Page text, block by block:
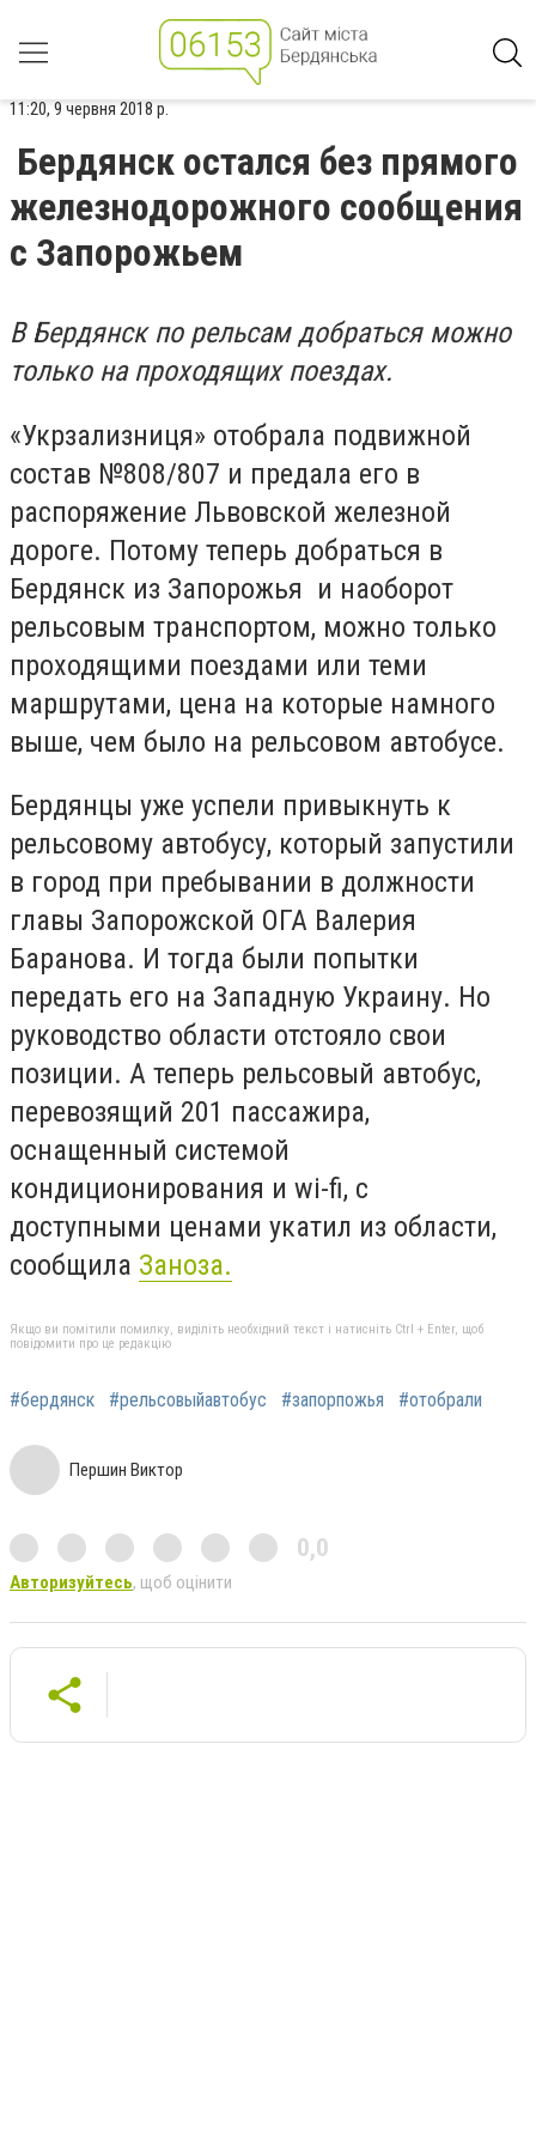
11:20, 9 червня 2018 р.
Бердянск остался без прямого
железнодорожного сообщения
с Запорожьем
В Бердянск по рельсам добраться можно
только на проходящих поездах.
«Укрзализниця» отобрала подвижной
состав №808/807 и предала его в
распоряжение Львовской железной
дороге. Потому теперь добраться в
Бердянск из Запорожья и наоборот
рельсовым транспортом, можно только
проходящими поездами или теми
маршрутами, цена на которые намного
выше, чем было на рельсовом автобусе.
Бердянцы уже успели привыкнуть к
рельсовому автобусу, который запустили
в город при пребывании в должности
главы Запорожской ОГА Валерия
Баранова. И тогда были попытки
передать его на Западную Украину. Но
руководство области отстояло свои
позиции. А теперь рельсовый автобус,
перевозящий 201 пассажира,
оснащенный системой
кондиционирования и wi-fi, с
доступными ценами укатил из области,
сообщила Заноза.
Якщо ви помітили помилку, виділіть необхідний текст і натисніть Ctrl + Enter, щоб
повідомити про це редакцію
#бердянск #рельсовыйавтобус #запорпожья #отобрали
Першин Виктор
0,0
Авторизуйтесь, щоб оцінити